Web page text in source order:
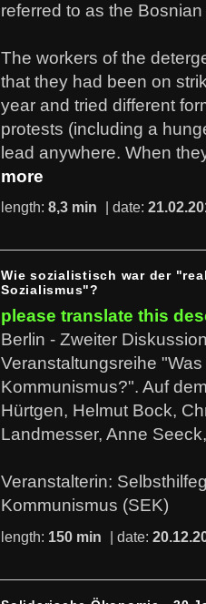
referred to as the
The workers of the
that they had been on
year and tried different
protests (including a
lead anywhere. When
more
length: 8,3 min | date:
Wie sozialistisch war der
Sozialismus"?
please translate this
Berlin - Zweiter
Veranstaltungsreihe "Was
Kommunismus?". Auf
Hürtgen, Helmut Bock,
Landmesser, Anne
Veranstalterin:
Kommunismus (SEK)
length: 150 min | date: